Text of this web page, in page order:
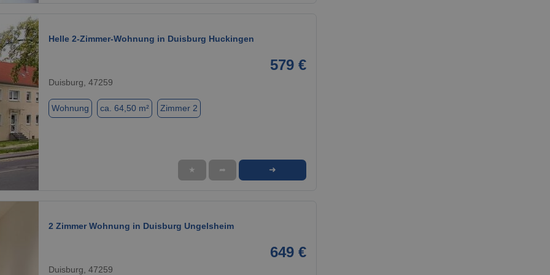
Helle 2-Zimmer-Wohnung in Duisburg Huckingen
579 €
Duisburg, 47259
Wohnung ca. 64,50 m² Zimmer 2
★ ➦ ➜
2 Zimmer Wohnung in Duisburg Ungelsheim
649 €
Duisburg, 47259